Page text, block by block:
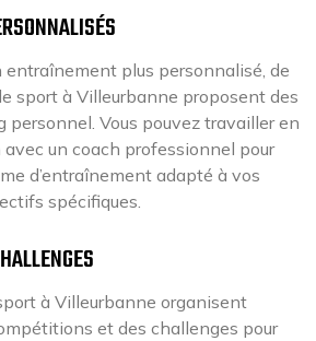
entraînement plus personnalisé, de
sport à Villeurbanne proposent des
personnel. Vous pouvez travailler en
un coach professionnel pour
d’entraînement adapté à vos
spécifiques.
à Villeurbanne organisent
et des challenges pour